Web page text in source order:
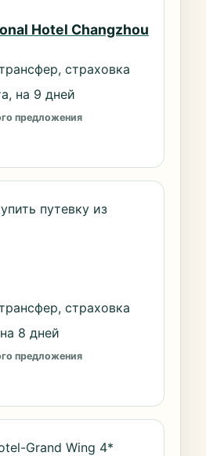
Hotel Changzhou
страховка
на 9 дней
предложения
путевку из
страховка
8 дней
предложения
Grand Wing 4*